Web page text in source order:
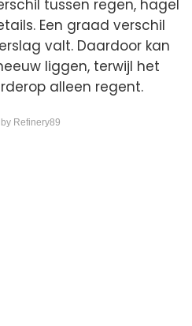
tussen regen, hagel
Een graad verschil
valt. Daardoor kan
liggen, terwijl het
alleen regent.
Refinery89